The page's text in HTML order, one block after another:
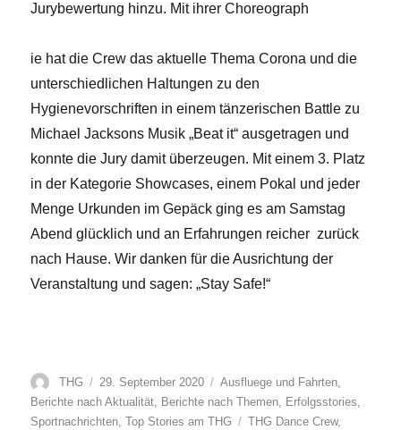
Jurybewertung hinzu. Mit ihrer Choreograph
ie hat die Crew das aktuelle Thema Corona und die
unterschiedlichen Haltungen zu den
Hygienevorschriften in einem tänzerischen Battle zu
Michael Jacksons Musik „Beat it“ ausgetragen und
konnte die Jury damit überzeugen. Mit einem 3. Platz
in der Kategorie Showcases, einem Pokal und jeder
Menge Urkunden im Gepäck ging es am Samstag
Abend glücklich und an Erfahrungen reicher zurück
nach Hause. Wir danken für die Ausrichtung der
Veranstaltung und sagen: „Stay Safe!“
Autor
THG
Veröffentlicht
am
29. September 2020 Kategorien
Ausfluege und Fahrten,
Berichte nach Aktualität, Berichte nach Themen, Erfolgsstories,
Sportnachrichten,Top Stories am THG Schlagwörter
THG Dance Crew,